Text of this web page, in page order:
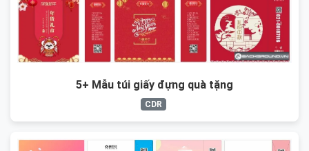
5+ Mẫu túi giấy đựng quà tặng
CDR